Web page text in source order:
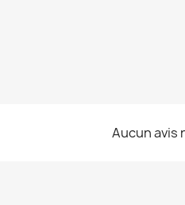
Aucun avis